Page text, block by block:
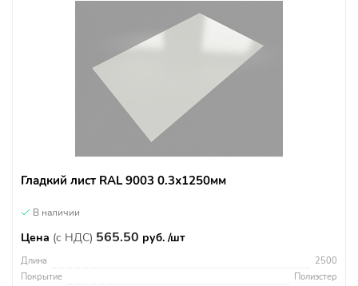
Гладкий лист RAL 9003 0.3х1250мм
В наличии
Цена (с НДС) 565.50 руб. /шт
Длина
2500
Покрытие
Полиэстер